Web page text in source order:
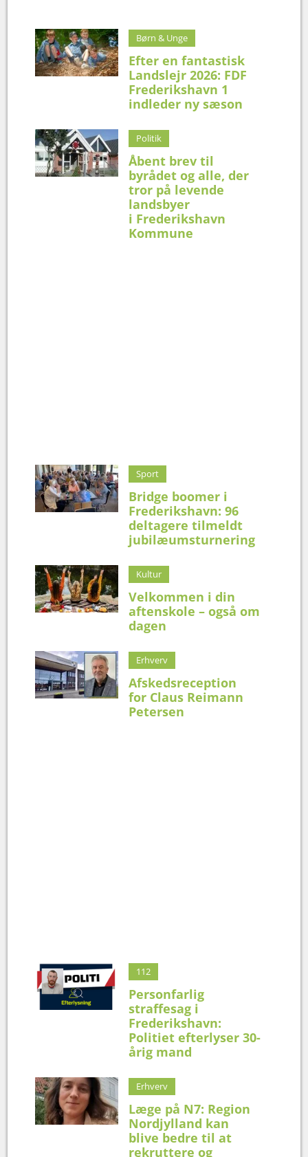
Børn & Unge
Efter en fantastisk
Landslejr 2026: FDF
Frederikshavn 1
indleder ny sæson
Politik
Åbent brev til
byrådet og alle, der
tror på levende
landsbyer
i Frederikshavn
Kommune
Sport
Bridge boomer i
Frederikshavn: 96
deltagere tilmeldt
jubilæumsturnering
Kultur
Velkommen i din
aftenskole – også om
dagen
Erhverv
Afskedsreception
for Claus Reimann
Petersen
112
Personfarlig
straffesag i
Frederikshavn:
Politiet efterlyser 30-
årig mand
Erhverv
Læge på N7: Region
Nordjylland kan
blive bedre til at
rekruttere og